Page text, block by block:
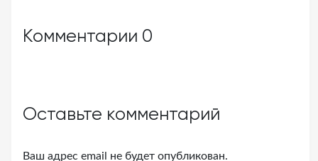
Комментарии 0
Оставьте комментарий
Ваш адрес email не будет опубликован.